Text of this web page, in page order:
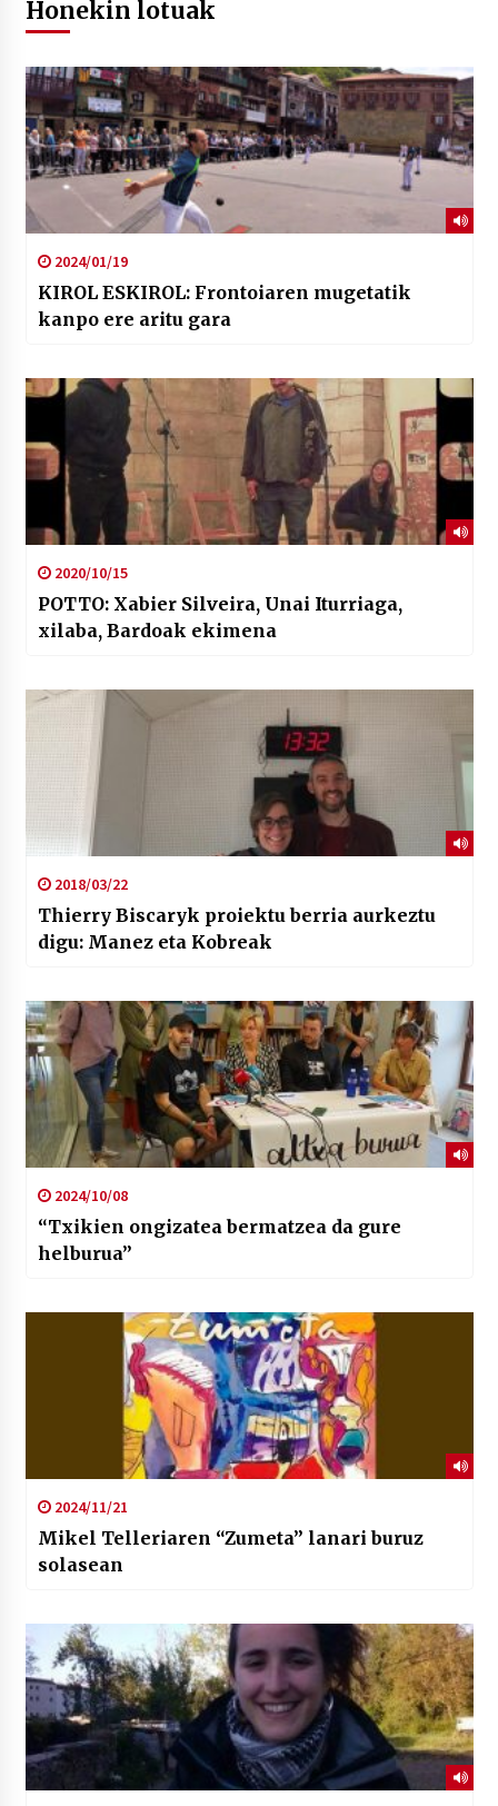
Honekin lotuak
2024/01/19
KIROL ESKIROL: Frontoiaren mugetatik
kanpo ere aritu gara
2020/10/15
POTTO: Xabier Silveira, Unai Iturriaga,
xilaba, Bardoak ekimena
2018/03/22
Thierry Biscaryk proiektu berria aurkeztu
digu: Manez eta Kobreak
2024/10/08
“Txikien ongizatea bermatzea da gure
helburua”
2024/11/21
Mikel Telleriaren “Zumeta” lanari buruz
solasean